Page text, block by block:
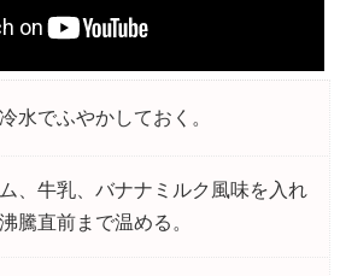
水でふやかしておく。
、牛乳、バナナミルク風味を入れ
騰直前まで温める。